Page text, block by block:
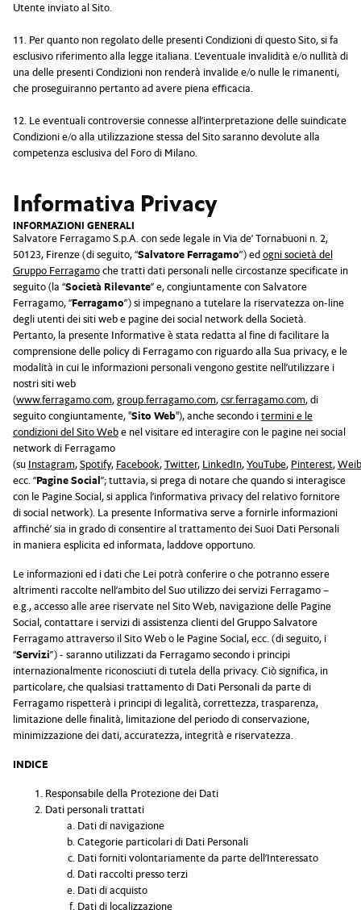
Utente inviato al Sito.
11. Per quanto non regolato delle presenti Condizioni di questo Sito, si fa
esclusivo riferimento alla legge italiana. L’eventuale invalidità e/o nullità di
una delle presenti Condizioni non renderà invalide e/o nulle le rimanenti,
che proseguiranno pertanto ad avere piena efficacia.
12. Le eventuali controversie connesse all’interpretazione delle suindicate
Condizioni e/o alla utilizzazione stessa del Sito saranno devolute alla
competenza esclusiva del Foro di Milano.
Informativa Privacy
INFORMAZIONI GENERALI
Salvatore Ferragamo S.p.A. con sede legale in Via de’ Tornabuoni n. 2,
50123, Firenze (di seguito, “Salvatore Ferragamo”) edogni società del
Gruppo Ferragamoche tratti dati personali nelle circostanze specificate in
seguito (la “Società Rilevante” e, congiuntamente con Salvatore
Ferragamo, “Ferragamo”) si impegnano a tutelare la riservatezza on-line
degli utenti dei siti web e pagine dei social network della Società.
Pertanto, la presente Informative è stata redatta al fine di facilitare la
comprensione delle policy di Ferragamo con riguardo alla Sua privacy, e le
modalità in cui le informazioni personali vengono gestite nell’utilizzare i
nostri siti web
(www.ferragamo.com,group.ferragamo.com,csr.ferragamo.com, di
seguito congiuntamente, "Sito Web"), anche secondo itermini e le
condizioni del Sito Webe nel visitare ed interagire con le pagine nei social
network di Ferragamo
(su Instagram,Spotify, Facebook,Twitter, LinkedIn,YouTube, Pinterest,
ecc. “Pagine Social”; tuttavia, si prega di notare che quando si interagisce
con le Pagine Social, si applica l’informativa privacy del relativo fornitore
di social network). La presente Informativa serve a fornirle informazioni
affinché’ sia in grado di consentire al trattamento dei Suoi Dati Personali
in maniera esplicita ed informata, laddove opportuno.
Le informazioni ed i dati che Lei potrà conferire o che potranno essere
altrimenti raccolte nell’ambito del Suo utilizzo dei servizi Ferragamo –
e.g., accesso alle aree riservate nel Sito Web, navigazione delle Pagine
Social, contattare i servizi di assistenza clienti del Gruppo Salvatore
Ferragamo attraverso il Sito Web o le Pagine Social, ecc. (di seguito, i
“Servizi”) - saranno utilizzati da Ferragamo secondo i principi
internazionalmente riconosciuti di tutela della privacy. Ciò significa, in
particolare, che qualsiasi trattamento di Dati Personali da parte di
Ferragamo rispetterà i principi di legalità, correttezza, trasparenza,
limitazione delle finalità, limitazione del periodo di conservazione,
minimizzazione dei dati, accuratezza, integrità e riservatezza.
INDICE
Responsabile della Protezione dei Dati
Dati personali trattati
Dati di navigazione
Categorie particolari di Dati Personali
Dati forniti volontariamente da parte dell’Interessato
Dati raccolti presso terzi
Dati di acquisto
Dati di localizzazione